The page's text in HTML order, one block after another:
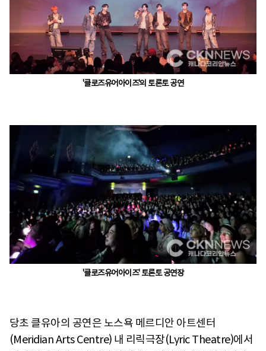
'클로즈유어아이즈'의 토론토 공연
'클로즈유어아이즈' 토론토 공연장
당초 클유아의 공연은 노스욕 메르디안 아트센터
(Meridian Arts Centre) 내 리릭극장(Lyric Theatre)에서